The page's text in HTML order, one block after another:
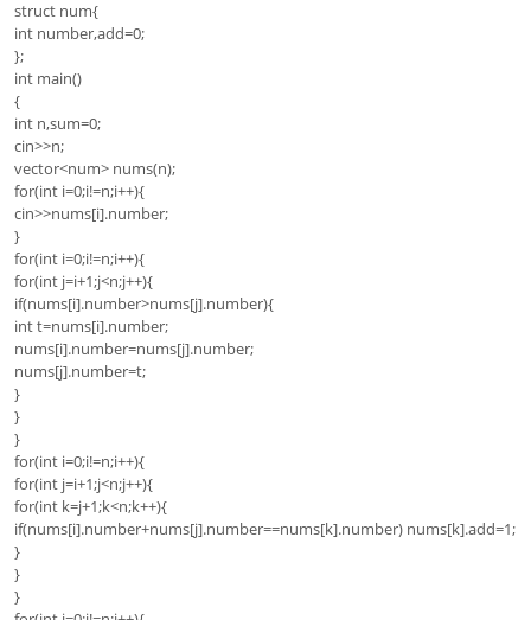
struct num{
int number,add=0;
};
int main()
{
int n,sum=0;
cin>>n;
vector<num> nums(n);
for(int i=0;i!=n;i++){
cin>>nums[i].number;
}
for(int i=0;i!=n;i++){
for(int j=i+1;j<n;j++){
if(nums[i].number>nums[j].number){
int t=nums[i].number;
nums[i].number=nums[j].number;
nums[j].number=t;
}
}
}
for(int i=0;i!=n;i++){
for(int j=i+1;j<n;j++){
for(int k=j+1;k<n;k++){
if(nums[i].number+nums[j].number==nums[k].number) nums[k].add=1;
}
}
}